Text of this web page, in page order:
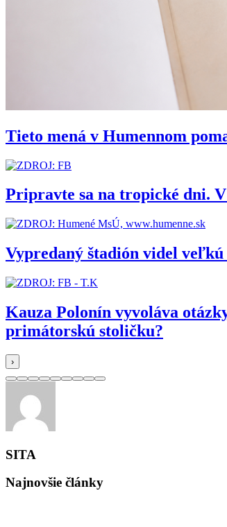
Tieto mená v Humennom
Pripravte sa na tropické dni.
Vypredaný štadión videl
Kauza Polonín vyvoláva
primátorskú stoličku?
›
SITA
Najnovšie články